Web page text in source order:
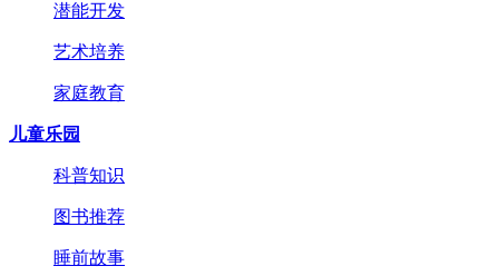
潜能开发
艺术培养
家庭教育
儿童乐园
科普知识
图书推荐
睡前故事